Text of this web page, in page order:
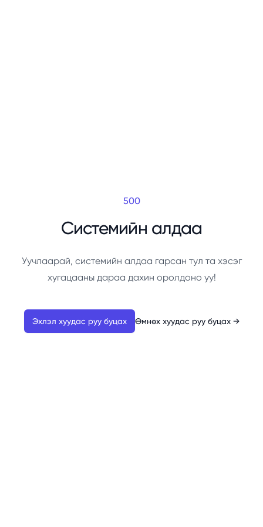
500
Системийн алдаа
Уучлаарай, системийн алдаа гарсан тул та хэсэг
хугацааны дараа дахин оролдоно уу!
Эхлэл хуудас руу буцах Өмнөх хуудас руу буцах →